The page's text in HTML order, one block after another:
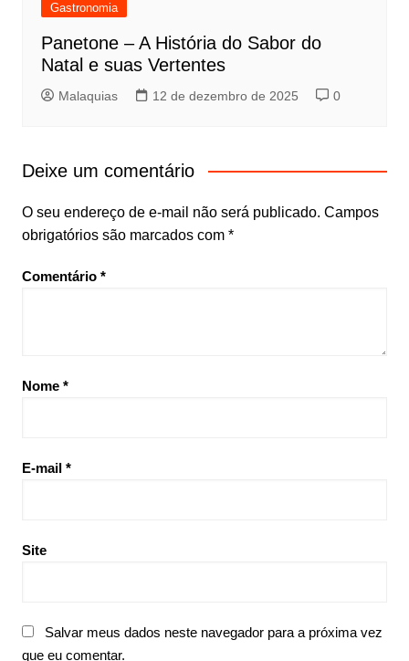
Gastronomia
Panetone – A História do Sabor do
Natal e suas Vertentes
Malaquias 12 de dezembro de 2025 0
Deixe um comentário
O seu endereço de e-mail não será publicado. Campos
obrigatórios são marcados com *
Comentário *
Nome *
E-mail *
Site
Salvar meus dados neste navegador para a próxima vez
que eu comentar.